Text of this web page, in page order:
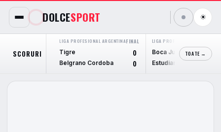
DOLCESPORT ☀
SCORURI
LIGA PROFESIONAL ARGENTINAFINAL
Tigre
0
Belgrano Cordoba 0
LIGA PROFESIONAL ARGENTINA
Boca Juniors
Estudiantes L.P.
TOATE →